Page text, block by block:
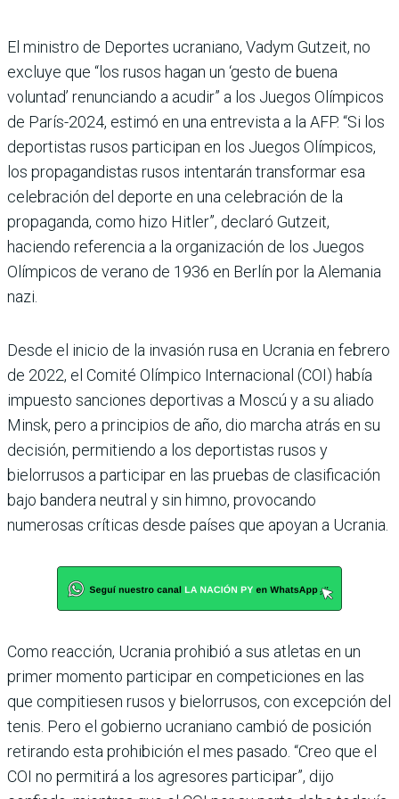
El ministro de Deportes ucraniano, Vadym Gutzeit, no
excluye que “los rusos hagan un ‘gesto de buena
voluntad’ renunciando a acudir” a los Juegos Olímpicos
de París-2024, estimó en una entrevista a la AFP. “Si los
deportistas rusos participan en los Juegos Olímpicos,
los propagandistas rusos intentarán transformar esa
celebración del deporte en una celebración de la
propaganda, como hizo Hitler”, declaró Gutzeit,
haciendo referencia a la organización de los Juegos
Olímpicos de verano de 1936 en Berlín por la Alemania
nazi.
Desde el inicio de la invasión rusa en Ucrania en febrero
de 2022, el Comité Olímpico Internacional (COI) había
impuesto sanciones deportivas a Moscú y a su aliado
Minsk, pero a principios de año, dio marcha atrás en su
decisión, permitiendo a los deportistas rusos y
bielorrusos a participar en las pruebas de clasificación
bajo bandera neutral y sin himno, provocando
numerosas críticas desde países que apoyan a Ucrania.
Como reacción, Ucrania prohibió a sus atletas en un
primer momento participar en competiciones en las
que compitiesen rusos y bielorrusos, con excepción del
tenis. Pero el gobierno ucraniano cambió de posición
retirando esta prohibición el mes pasado. “Creo que el
COI no permitirá a los agresores participar”, dijo